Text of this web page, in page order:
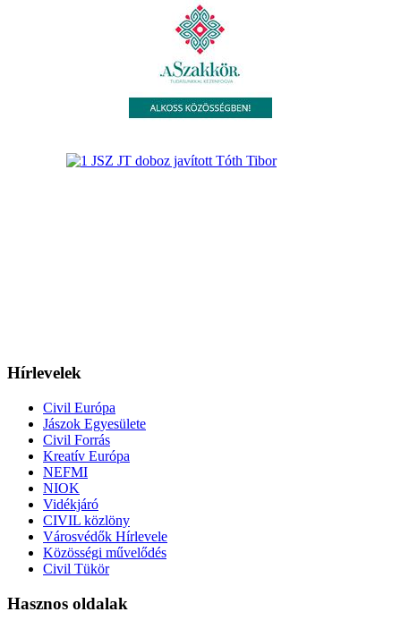
Hírlevelek
Civil Európa
Jászok Egyesülete
Civil Forrás
Kreatív Európa
NEFMI
NIOK
Vidékjáró
CIVIL közlöny
Városvédők Hírlevele
Közösségi művelődés
Civil Tükör
Hasznos oldalak